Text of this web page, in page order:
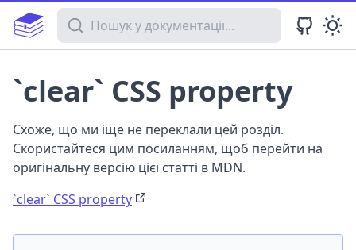
Пошук у документації
`clear` CSS property
Схоже, що ми іще не переклали цей розділ.
Скористайтеся цим посиланням, щоб перейти на
оригінальну версію цієї статті в MDN.
`clear` CSS property